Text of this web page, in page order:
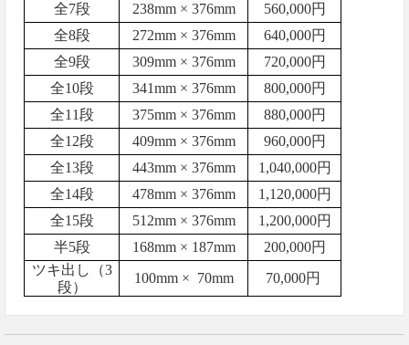
全7段
238mm × 376mm
560,000円
全8段
272mm × 376mm
640,000円
全9段
309mm × 376mm
720,000円
全10段
341mm × 376mm
800,000円
全11段
375mm × 376mm
880,000円
全12段
409mm × 376mm
960,000円
全13段
443mm × 376mm
1,040,000円
全14段
478mm × 376mm
1,120,000円
全15段
512mm × 376mm
1,200,000円
半5段
168mm × 187mm
200,000円
ツキ出し（3
段）
100mm × 70mm 70,000円